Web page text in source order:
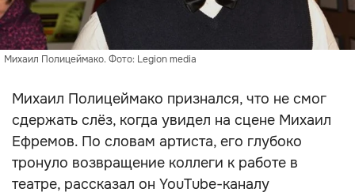
Михаил Полицеймако. Фото: Legion media
Михаил Полицеймако признался, что не смог
сдержать слёз, когда увидел на сцене Михаил
Ефремов. По словам артиста, его глубоко
тронуло возвращение коллеги к работе в
театре, рассказал он YouTube-каналу